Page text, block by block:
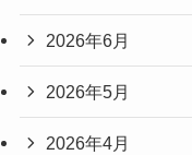
2026年6月
2026年5月
2026年4月